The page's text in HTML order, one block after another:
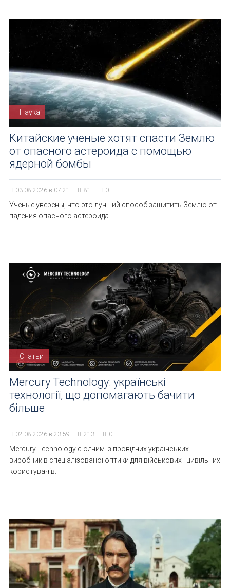
Наука
Китайские ученые хотят спасти Землю
от опасного астероида с помощью
ядерной бомбы
03.08.2026 в 07:21 81 0
Ученые уверены, что это лучший способ защитить Землю от
падения опасного астероида.
Статьи
Mercury Technology: українські
технології, що допомагають бачити
більше
02.08.2026 в 23:59 213 0
Mercury Technology є одним із провідних українських
виробників спеціалізованої оптики для військових і цивільних
користувачів.